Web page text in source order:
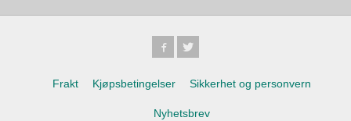
Frakt Kjøpsbetingelser Sikkerhet og personvern
Nyhetsbrev